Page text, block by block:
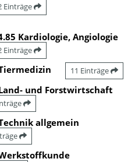
Einträge
Kardiologie, Angiologie
Einträge
11 Einträge
und Forstwirtschaft
allgemein